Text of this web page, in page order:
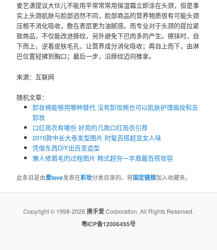
娄艺潇提议大伙儿不能用平常常常用保湿霜立即涂在头颈，但是事
实上头颈肌肤与脸部迥然不同，脸部商品的营养物质很有可能头颈
压根不消化吸收，敷在表层更为油腻感。而专业对于头颈的提拉紧
致商品，不仅能改进脖纹，另外避免下巴肉多的产生。擦抹时，自
下而上，逆着皮肤毛孔，让营养成分消化吸收；再自上而下，由淋
巴位置轻拂到胸口；最后一步，沿脖纹迈向推拿。
来源：互联网
随机文章：
卸妆棉能够用哪种替代 沒有卸妆棉也可以肌肤护理画妆和去
卸妆
口红雨衣有哪些 好用的几款口红雨衣引荐
2015款中长大卷发型图片 时髦百搭超显女人味
凭借东西DIY出百变造型
懒人修眉毛的过程图片 韩式超夯一字眉最百搭妆容
此条目是由爱love发表在彩妆分类目录的。将固定链接加入收藏夹。
Copyright © 1998-2026 携手爱Corporation, All Rights Reserved.
粤ICP备12006455号